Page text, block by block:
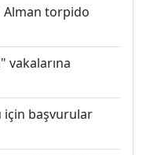
Alman torpido
vakalarına
için başvurular